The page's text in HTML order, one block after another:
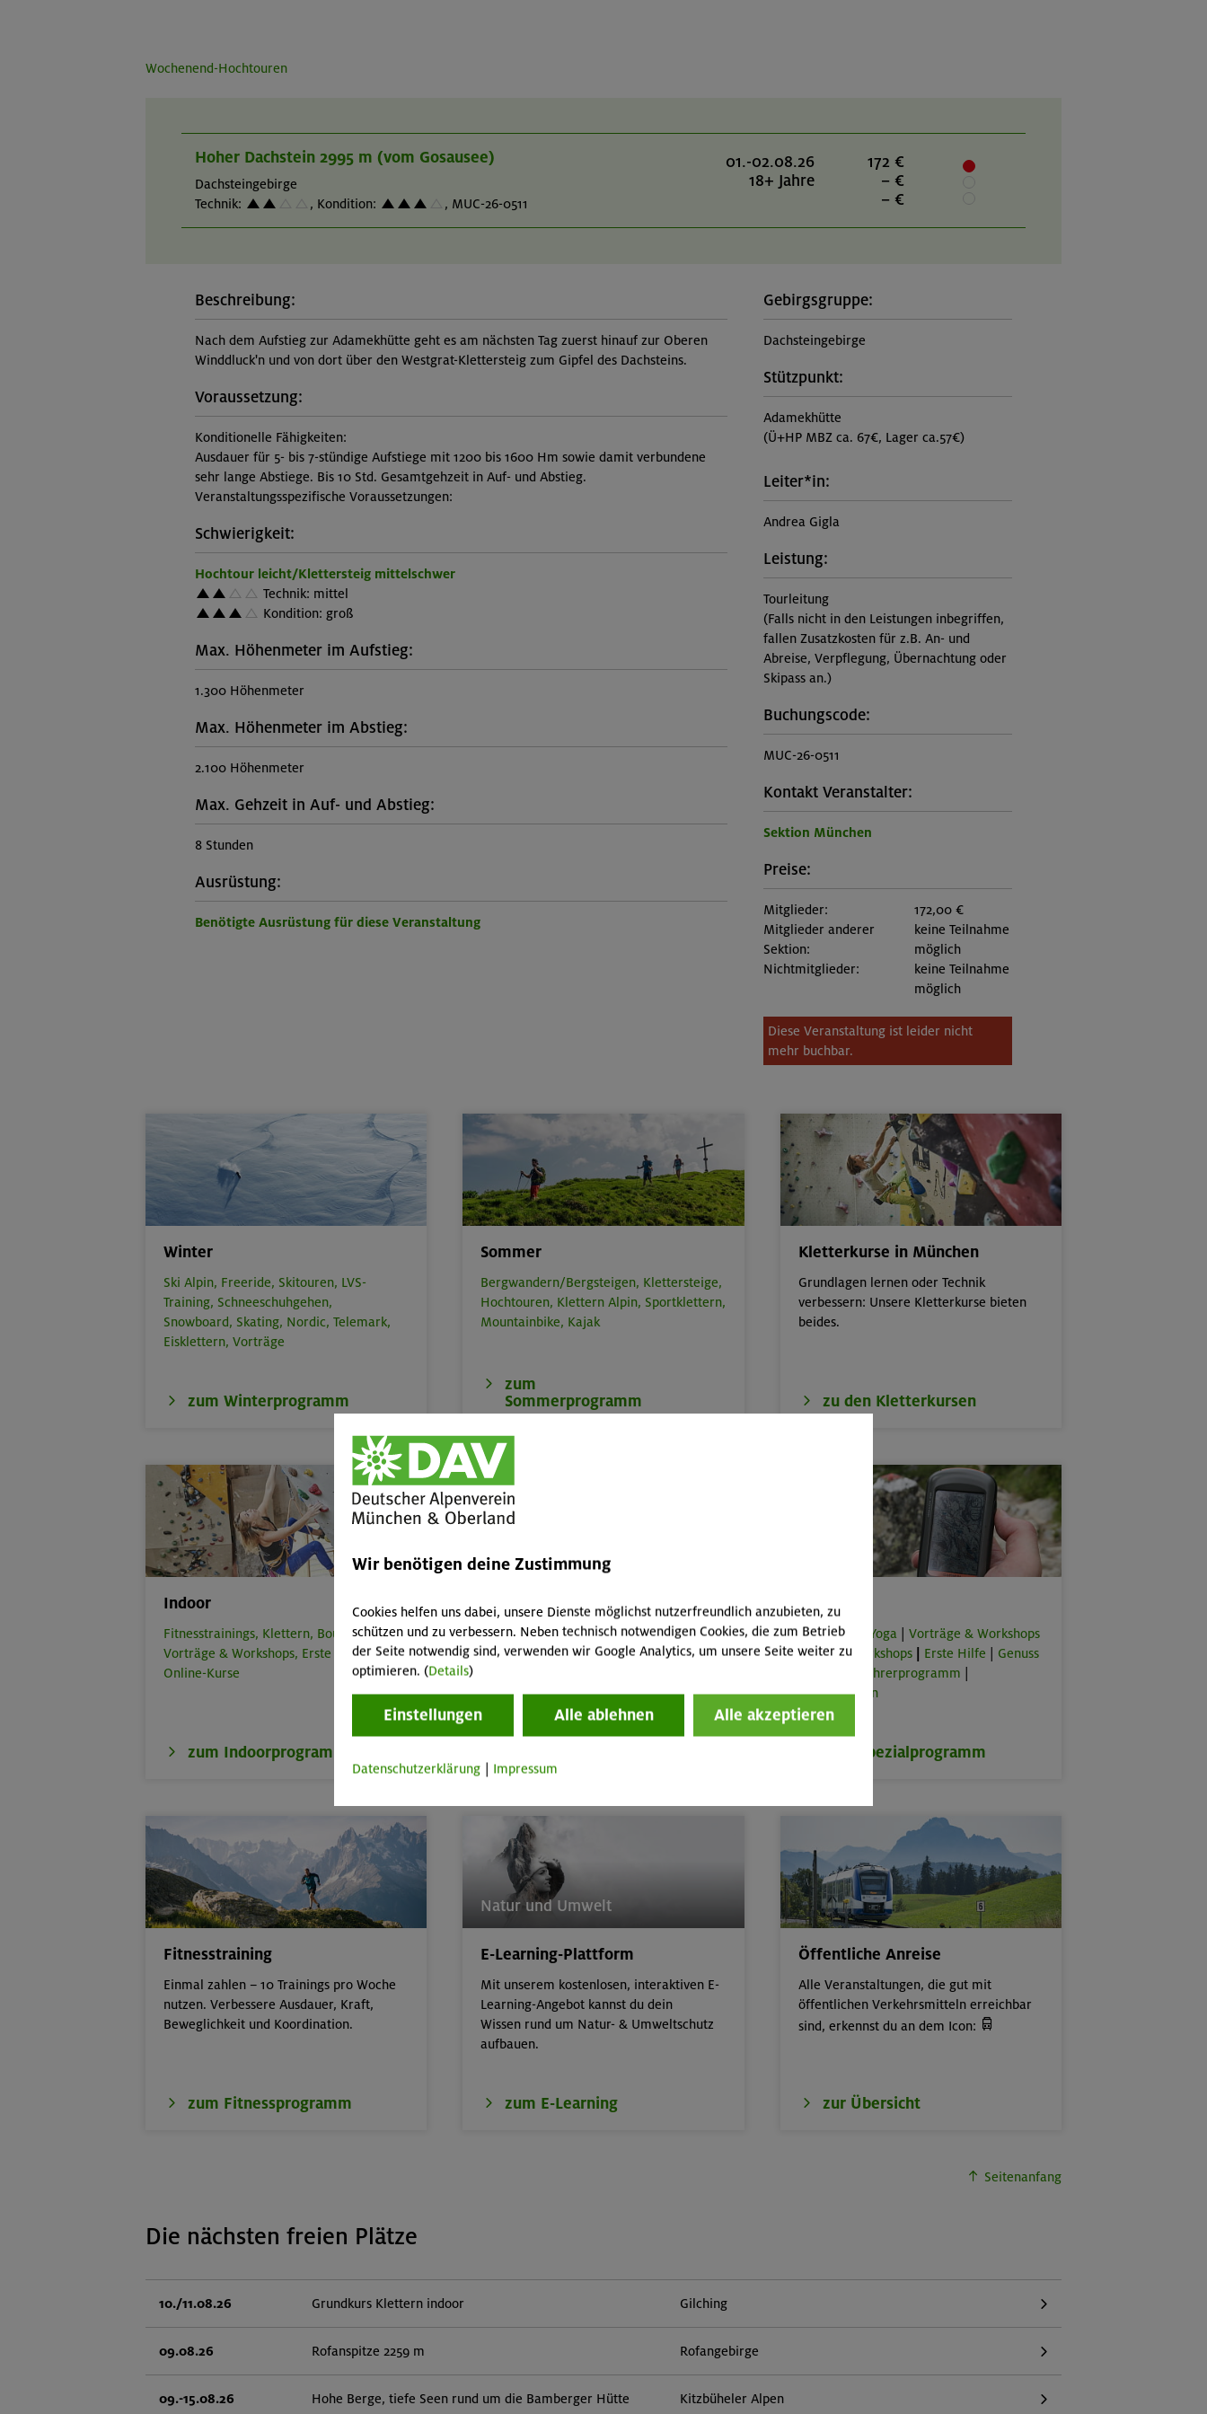
Wochenend-Hochtouren
Hoher Dachstein 2995 m (vom Gosausee)
Dachsteingebirge
Technik:
, Kondition: , MUC-26-0511
01.-02.08.26
18+ Jahre
172 €
– €
– €
Beschreibung:
Nach dem Aufstieg zur Adamekhütte geht es am nächsten Tag zuerst hinauf zur Oberen
Winddluck'n und von dort über den Westgrat-Klettersteig zum Gipfel des Dachsteins.
Voraussetzung:
Konditionelle Fähigkeiten:
Ausdauer für 5- bis 7-stündige Aufstiege mit 1200 bis 1600 Hm sowie damit verbundene
sehr lange Abstiege. Bis 10 Std. Gesamtgehzeit in Auf- und Abstieg.
Veranstaltungsspezifische Voraussetzungen:
Schwierigkeit:
Hochtour leicht/Klettersteig mittelschwer
Technik: mittel
Kondition: groß
Max. Höhenmeter im Aufstieg:
1.300 Höhenmeter
Max. Höhenmeter im Abstieg:
2.100 Höhenmeter
Max. Gehzeit in Auf- und Abstieg:
8 Stunden
Ausrüstung:
Benötigte Ausrüstung für diese Veranstaltung
Gebirgsgruppe:
Dachsteingebirge
Stützpunkt:
Adamekhütte
(Ü+HP MBZ ca. 67€, Lager ca.57€)
Leiter*in:
Andrea Gigla
Leistung:
Tourleitung
(Falls nicht in den Leistungen inbegriffen,
fallen Zusatzkosten für z.B. An- und
Abreise, Verpflegung, Übernachtung oder
Skipass an.)
Buchungscode:
MUC-26-0511
Kontakt Veranstalter:
Sektion München
Preise:
Mitglieder:
172,00 €
Mitglieder anderer
Sektion:
keine Teilnahme
möglich
Nichtmitglieder:
keine Teilnahme
möglich
Diese Veranstaltung ist leider nicht
mehr buchbar.
Winter
Ski Alpin, Freeride, Skitouren, LVS-
Training, Schneeschuhgehen,
Snowboard, Skating, Nordic, Telemark,
Eisklettern, Vorträge
zum Winterprogramm
Sommer
Bergwandern/Bergsteigen, Klettersteige,
Hochtouren, Klettern Alpin, Sportklettern,
Mountainbike, Kajak
zum
Sommerprogramm
Kletterkurse in München
Grundlagen lernen oder Technik
verbessern: Unsere Kletterkurse bieten
beides.
zu den Kletterkursen
Indoor
Fitnesstrainings, Klettern, Bouldern,
Vorträge & Workshops, Erste Hilfe,
Online-Kurse
zum Indoorprogramm
Kinder, Jugend & Familie
Abenteuer- & Erlebnis-Freizeiten, Kurse
und Touren für Kinder & Jugend von 6 bis
Spezial
Workouts & Yoga
Vorträge & Workshops
|Online-Workshops Erste Hilfe
Genuss
Bergführerprogramm
Arbeitstouren
zum Spezialprogramm
Fitnesstraining
Einmal zahlen – 10 Trainings pro Woche
nutzen. Verbessere Ausdauer, Kraft,
Beweglichkeit und Koordination.
zum Fitnessprogramm
Natur und Umwelt
E-Learning-Plattform
Mit unserem kostenlosen, interaktiven E-
Learning-Angebot kannst du dein
Wissen rund um Natur- & Umweltschutz
aufbauen.
zum E-Learning
Öffentliche Anreise
Alle Veranstaltungen, die gut mit
öffentlichen Verkehrsmitteln erreichbar
sind, erkennst du an dem Icon: 
zur Übersicht
Seitenanfang
Die nächsten freien Plätze
10./11.08.26 Grundkurs Klettern indoor Gilching
09.08.26 Rofanspitze 2259 m Rofangebirge
09.-15.08.26 Hohe Berge, tiefe Seen rund um die Bamberger Hütte Kitzbüheler Alpen
Wir benötigen deine Zustimmung
Cookies helfen uns dabei, unsere Dienste möglichst nutzerfreundlich anzubieten, zu
schützen und zu verbessern. Neben technisch notwendigen Cookies, die zum Betrieb
der Seite notwendig sind, verwenden wir Google Analytics, um unsere Seite weiter zu
optimieren. (Details)
Einstellungen Alle ablehnen Alle akzeptieren
Datenschutzerklärung Impressum